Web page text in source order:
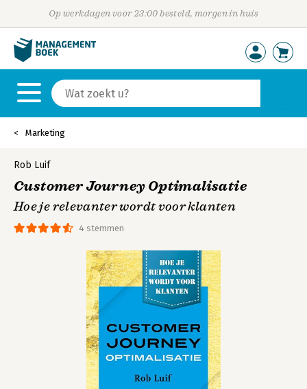
Op werkdagen voor 23:00 besteld, morgen in huis
Marketing
4 stemmen
Rob Luif
Customer Journey Optimalisatie
Hoe je relevanter wordt voor klanten